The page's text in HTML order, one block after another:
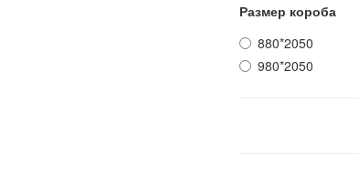
Размер короба
880*2050
980*2050